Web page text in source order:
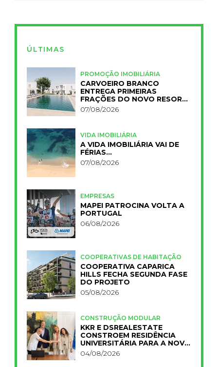
ÚLTIMAS
PROMOÇÃO IMOBILIÁRIA
CARVOEIRO BRANCO
ENTREGA PRIMEIRAS
FRAÇÕES DO NOVO RESORT
PRIMELIFE
07/08/2026
VIDA IMOBILIÁRIA
A VIDA IMOBILIÁRIA VAI DE
FÉRIAS…
07/08/2026
EMPRESAS
MAPEI PATROCINA VOLTA A
PORTUGAL
06/08/2026
COOPERATIVAS DE HABITAÇÃO
COOPERATIVA CAPARICA
HILLS FECHA SEGUNDA FASE
DO PROJETO
05/08/2026
CONSTRUÇÃO MODULAR
KKR E DSREALESTATE
CONSTROEM RESIDÊNCIA
UNIVERSITÁRIA PARA A NOVA
FCT
04/08/2026